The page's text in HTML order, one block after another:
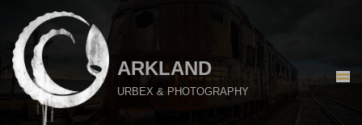
Aller
au
contenu
ARKLAND
URBEX & PHOTOGRAPHY